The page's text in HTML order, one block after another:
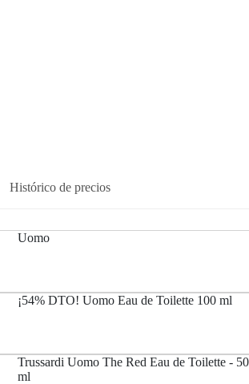
Histórico de precios
Uomo
¡54% DTO! Uomo Eau de Toilette 100 ml
Trussardi Uomo The Red Eau de Toilette - 50
ml